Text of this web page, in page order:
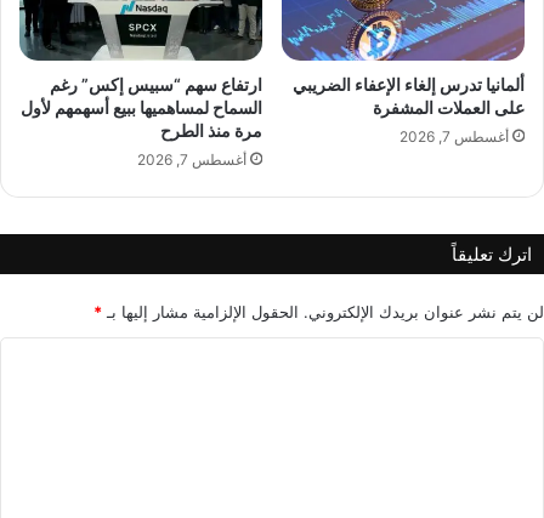
ل
ى
إ
ن
ت
ت
ه
ا
ت
ت
ل
ف
ظ
ا
ع
شّ
ألمانيا تدرس إلغاء الإعفاء الضريبي
على العملات المشفرة
أغسطس 7, 2026
ارتفاع سهم “سبيس إكس” رغم
السماح لمساهميها ببيع أسهمهم لأول
مرة منذ الطرح
أغسطس 7, 2026
اترك تعليقاً
لن يتم نشر عنوان بريدك الإلكتروني. الحقول الإلزامية مشار إليها بـ *